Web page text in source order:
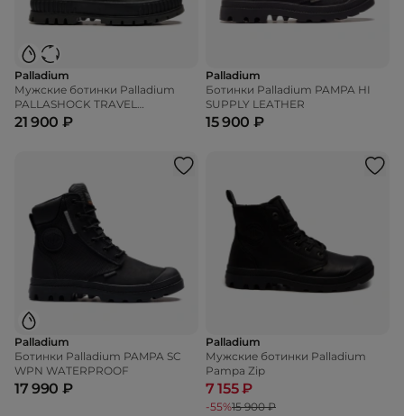
Palladium
Мужские ботинки Palladium
PALLASHOCK TRAVEL
WATERPROOF +
21 900 ₽
Palladium
Ботинки Palladium PAMPA HI
SUPPLY LEATHER
15 900 ₽
Palladium
Ботинки Palladium PAMPA SC
WPN WATERPROOF
17 990 ₽
Palladium
Мужские ботинки Palladium
Pampa Zip
7 155 ₽
-55%15 900 ₽